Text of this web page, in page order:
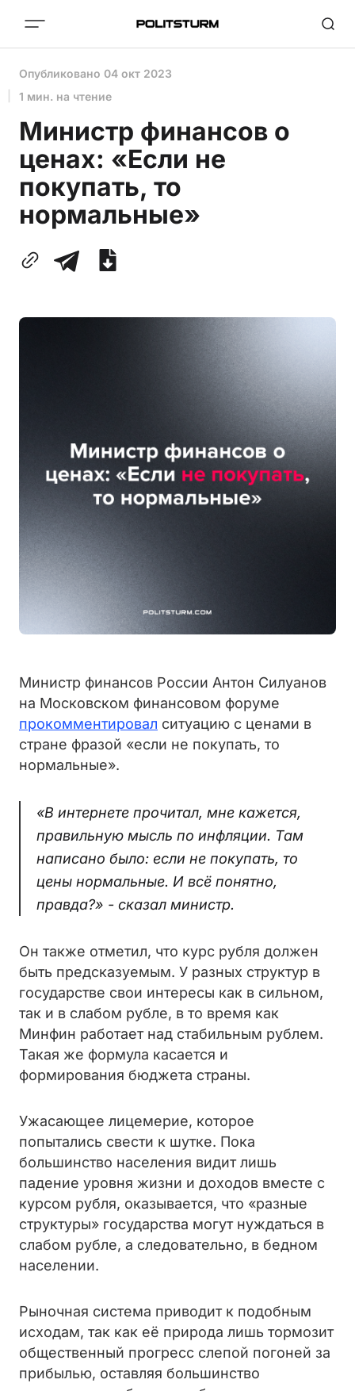
Опубликовано 04 окт 2023
1 мин. на чтение
Министр финансов о
ценах: «Если не
покупать, то
нормальные»
Министр финансов России Антон Силуанов
на Московском финансовом форуме
прокомментировал ситуацию с ценами в
стране фразой «если не покупать, то
нормальные».
«В интернете прочитал, мне кажется,
правильную мысль по инфляции. Там
написано было: если не покупать, то
цены нормальные. И всё понятно,
правда?» - сказал министр.
Он также отметил, что курс рубля должен
быть предсказуемым. У разных структур в
государстве свои интересы как в сильном,
так и в слабом рубле, в то время как
Минфин работает над стабильным рублем.
Такая же формула касается и
формирования бюджета страны.
Ужасающее лицемерие, которое
попытались свести к шутке. Пока
большинство населения видит лишь
падение уровня жизни и доходов вместе с
курсом рубля, оказывается, что «разные
структуры» государства могут нуждаться в
слабом рубле, а следовательно, в бедном
населении.
Рыночная система приводит к подобным
исходам, так как её природа лишь тормозит
общественный прогресс слепой погоней за
прибылью, оставляя большинство